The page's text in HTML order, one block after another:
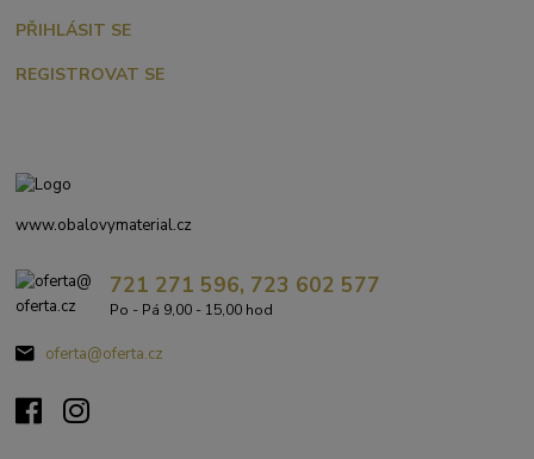
PŘIHLÁSIT SE
REGISTROVAT SE
www.obalovymaterial.cz
721 271 596, 723 602 577
Po - Pá 9,00 - 15,00 hod
oferta@oferta.cz